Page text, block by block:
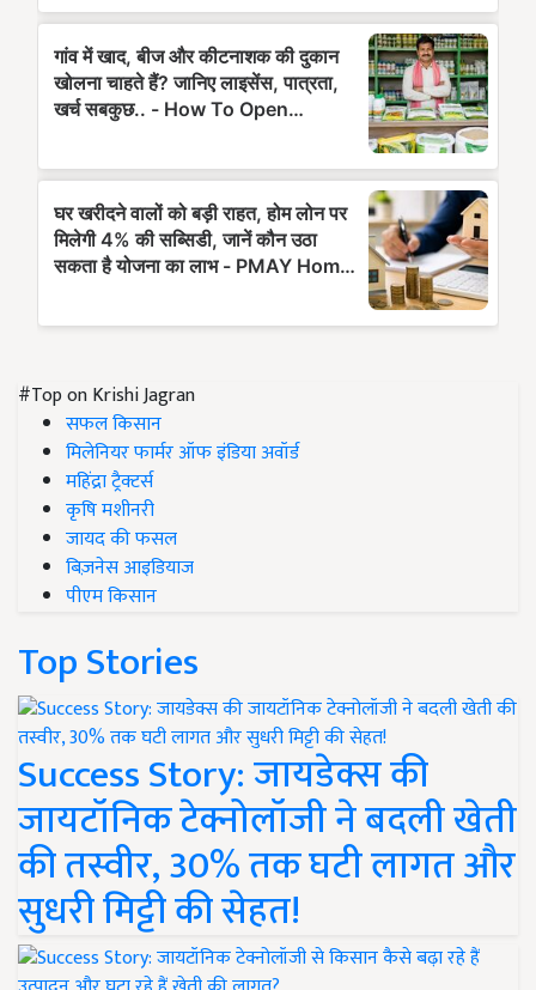
#Top on Krishi Jagran
सफल किसान
मिलेनियर फार्मर ऑफ इंडिया अवॉर्ड
महिंद्रा ट्रैक्टर्स
कृषि मशीनरी
जायद की फसल
बिज़नेस आइडियाज
पीएम किसान
Top Stories
Success Story: जायडेक्स की
जायटॉनिक टेक्नोलॉजी ने बदली खेती
की तस्वीर, 30% तक घटी लागत और
सुधरी मिट्टी की सेहत!